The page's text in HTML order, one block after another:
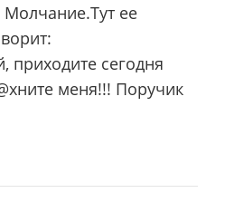
ее
приходите сегодня
меня!!! Поручик